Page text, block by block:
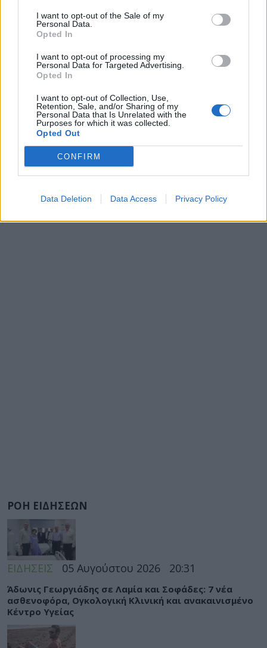
I want to opt-out of the Sale of my
Personal Data.
Opted In
I want to opt-out of processing my
Personal Data for Targeted Advertising.
Opted In
I want to opt-out of Collection, Use,
Retention, Sale, and/or Sharing of my
Personal Data that Is Unrelated with the
Purposes for which it was collected.
Opted Out
CONFIRM
Data Deletion Data Access Privacy Policy
ΡΟΗ ΕΙΔΗΣΕΩΝ
ΕΙΔΗΣΕΙΣ 05 Αυγούστου 2026 20:31
Άδωνις Γεωργιάδης σε Λαμία και Σοφάδες: 7 νέα
ασθενοφόρα, Ογκολογική Κλινική και ανακαινισμένο
Κέντρο Υγείας